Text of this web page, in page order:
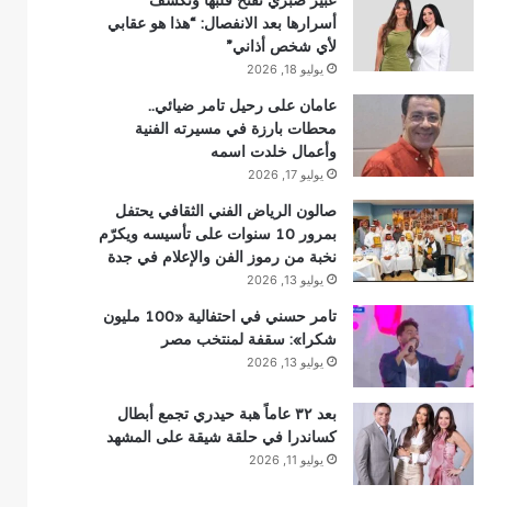
أسرارها بعد الانفصال: “هذا هو عقابي
لأي شخص أذاني”
يوليو 18, 2026
عامان على رحيل تامر ضيائي..
محطات بارزة في مسيرته الفنية
وأعمال خلدت اسمه
يوليو 17, 2026
صالون الرياض الفني الثقافي يحتفل
بمرور 10 سنوات على تأسيسه ويكرّم
نخبة من رموز الفن والإعلام في جدة
يوليو 13, 2026
تامر حسني في احتفالية «100 مليون
شكرا»: سقفة لمنتخب مصر
يوليو 13, 2026
بعد ٣٢ عاماً هبة حيدري تجمع أبطال
كساندرا في حلقة شيقة على المشهد
يوليو 11, 2026